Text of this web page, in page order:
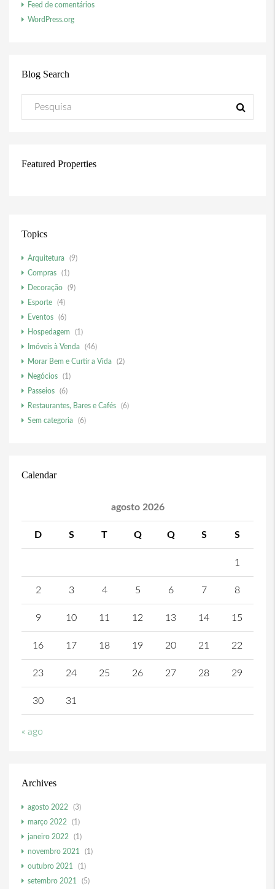
Feed de comentários
WordPress.org
Blog Search
Featured Properties
Topics
Arquitetura
(9)
Compras
(1)
Decoração
(9)
Esporte
(4)
Eventos
(6)
Hospedagem
(1)
Imóveis à Venda
(46)
Morar Bem e Curtir a Vida
(2)
Negócios
(1)
Passeios
(6)
Restaurantes, Bares e Cafés
(6)
Sem categoria
(6)
Calendar
agosto 2026
D S T Q Q S S
1
2 3 4 5 6 7 8
9 10 11 12 13 14 15
16 17 18 19 20 21 22
23 24 25 26 27 28 29
30 31
« ago
Archives
agosto 2022
(3)
março 2022
(1)
janeiro 2022
(1)
novembro 2021
(1)
outubro 2021
(1)
setembro 2021
(5)